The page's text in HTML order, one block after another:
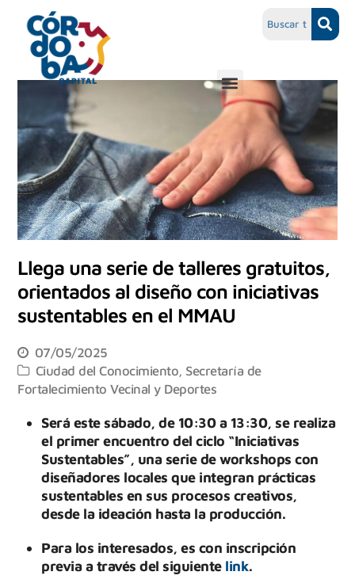
Llega una serie de talleres gratuitos,
orientados al diseño con iniciativas
sustentables en el MMAU
07/05/2025
Ciudad del Conocimiento Secretaría de
Fortalecimiento Vecinal y Deportes
Será este sábado, de 10:30 a 13:30, se realiza
el primer encuentro del ciclo “Iniciativas
Sustentables”, una serie de workshops con
diseñadores locales que integran prácticas
sustentables en sus procesos creativos,
desde la ideación hasta la producción.
Para los interesados, es con inscripción
previa a través del siguiente link.